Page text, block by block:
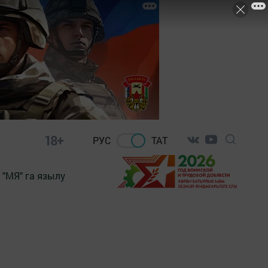
18+ РУС ТАТ
"МЯ" га язылу